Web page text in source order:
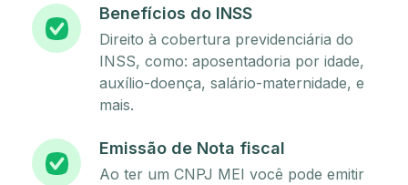
Benefícios do INSS
Direito à cobertura previdenciária do
INSS, como: aposentadoria por idade,
auxílio-doença, salário-maternidade, e
mais.
Emissão de Nota fiscal
Ao ter um CNPJ MEI você pode emitir